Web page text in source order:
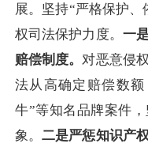
展。坚持“严格保护
权司法保护力度。 一
赔偿制度。 对恶意侵
法从高确定赔偿数额
牛”等知名品牌案件
象。二是严惩知识产